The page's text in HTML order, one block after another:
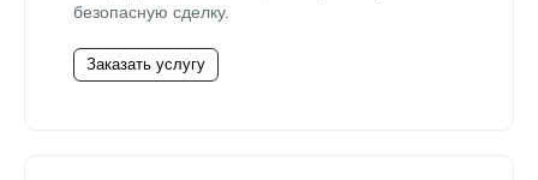
безопасную сделку.
Заказать услугу